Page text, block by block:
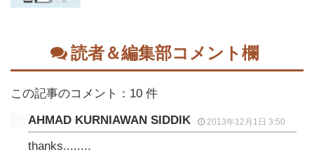
読者＆編集部コメント欄
この記事のコメント：10 件
AHMAD KURNIAWAN SIDDIK
2013年12月1日 3:50
thanks........